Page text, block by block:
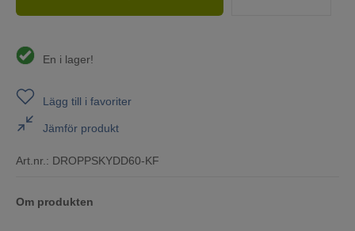
En i lager!
Lägg till i favoriter
Jämför produkt
Art.nr.: DROPPSKYDD60-KF
Om produkten